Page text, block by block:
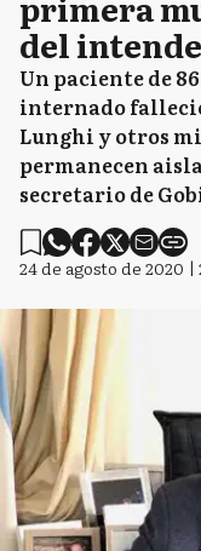
del
Un paciente de
internado
Lunghi y otros
permanecen
secretario de
24 de agosto de 2020 |